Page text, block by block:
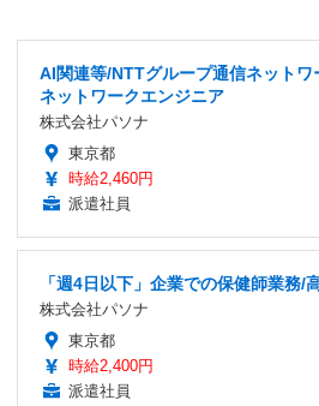
AI関連等/NTTグループ通信ネット
ネットワークエンジニア
株式会社パソナ
東京都
時給2,460円
派遣社員
「週4日以下」企業での保健師業務/
株式会社パソナ
東京都
時給2,400円
派遣社員